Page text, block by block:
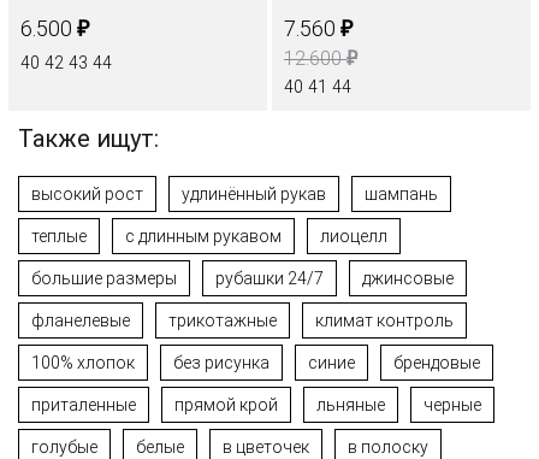
6.500 ₽
40 42 43 44
7.560 ₽
12.600₽
40 41 44
Также ищут:
высокий рост удлинённый рукав шампань
теплые с длинным рукавом лиоцелл
большие размеры рубашки 24/7 джинсовые
фланелевые трикотажные климат контроль
100% хлопок без рисунка синие брендовые
приталенные прямой крой льняные черные
голубые белые в цветочек в полоску